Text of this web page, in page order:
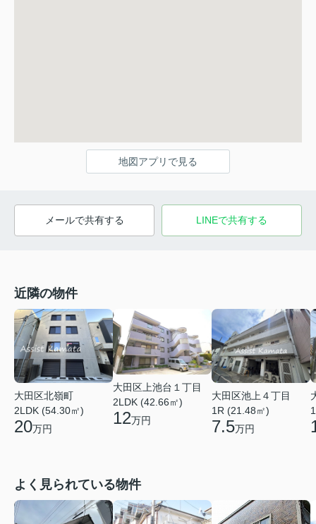
地図アプリで見る
メールで共有する LINEで共有する
近隣の物件
大田区北嶺町
2LDK (54.30㎡)
20万円
大田区上池台１丁目
2LDK (42.66㎡)
12万円
大田区池上４丁目
1R (21.48㎡)
7.5万円
よく見られている物件